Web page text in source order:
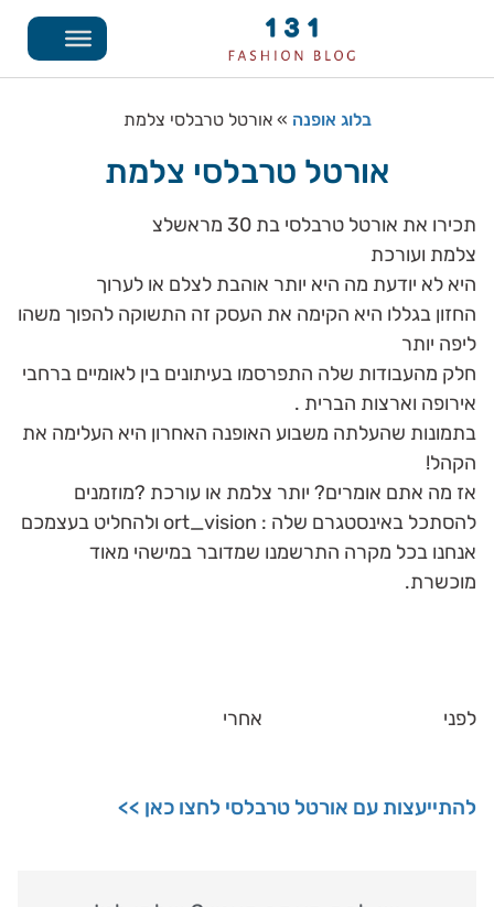
בלוג אופנה »אורטל טרבלסי צלמת
אורטל טרבלסי צלמת
תכירו את אורטל טרבלסי בת 30 מראשלצ
צלמת ועורכת
היא לא יודעת מה היא יותר אוהבת לצלם או לערוך
החזון בגללו היא הקימה את העסק זה התשוקה להפוך משהו
ליפה יותר
חלק מהעבודות שלה התפרסמו בעיתונים בין לאומיים ברחבי
אירופה וארצות הברית .
בתמונות שהעלתה משבוע האופנה האחרון היא העלימה את
הקהל!
אז מה אתם אומרים? יותר צלמת או עורכת ?מוזמנים
להסתכל באינסטגרם שלה : ort_vision ולהחליט בעצמכם
אנחנו בכל מקרה התרשמנו שמדובר במישהי מאוד
מוכשרת.
לפני אחרי
להתייעצות עם אורטל טרבלסי לחצו כאן >>